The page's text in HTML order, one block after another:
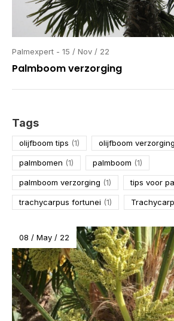
Palmexpert - 15 / Nov / 22
Palmboom verzorging
Tags
olijfboom tips (1) olijfboom verzorging
palmbomen (1) palmboom (1)
palmboom verzorging (1) tips voor
trachycarpus fortunei (1)
08 / May / 22